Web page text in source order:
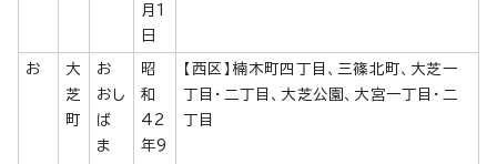
月1
日
お
大
芝
町
お
おし
ば
ま
昭
和
42
年9
【西区】楠木町四丁目、三篠北町、大芝一
丁目・二丁目、大芝公園、大宮一丁目・二
丁目